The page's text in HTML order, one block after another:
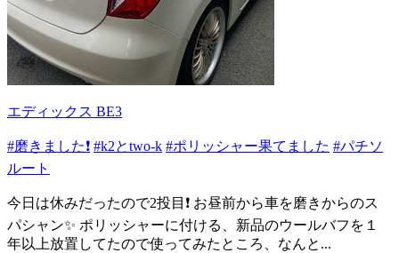
エディックス BE3
#磨きました❗ #k2とtwo-k #ポリッシャー果てました #パチソ
ルート
今日は休みだったので2投目❗ お昼前から車を磨きからのス
パシャン✨ ポリッシャーに付ける、新品のウールバフを１
年以上放置してたので使ってみたところ、なんと...